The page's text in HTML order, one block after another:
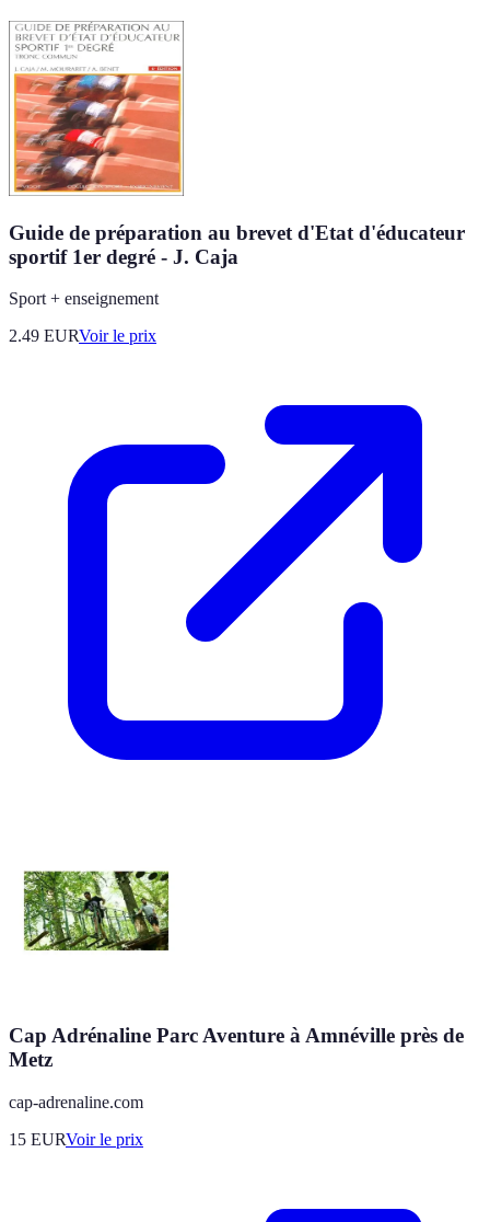
Guide de préparation au brevet d'Etat d'éducateur
sportif 1er degré - J. Caja
Sport + enseignement
2.49 EURVoir le prix
Cap Adrénaline Parc Aventure à Amnéville près de
Metz
cap-adrenaline.com
15 EURVoir le prix